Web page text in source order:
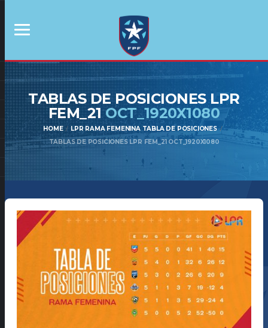
TABLAS DE POSICIONES LPR
FEM_21OCT_1920X1080
HOME
LPR RAMA FEMENINA TABLA DE POSICIONES
TABLAS DE POSICIONES LPR FEM_21 OCT_1920X1080